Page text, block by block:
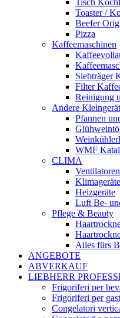
Toaster /
Beefer
Pizza
Kaffeemaschinen
Siebträger
Filter
Reinigung
Andere
Pfannen
WMF
CLIMA
Ventilatoren
Klimageräte
Heizgeräte
Luft Be-
Pflege & Beauty
Alles fürs
ANGEBOTE
ABVERKAUF
LIEBHERR
Frigoriferi per
Frigoriferi per
Congelatori